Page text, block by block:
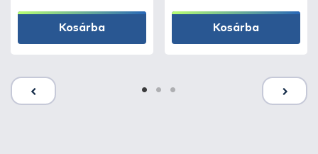
Kosárba Kosárba